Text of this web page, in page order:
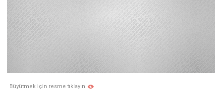
Büyütmek için resme tıklayın